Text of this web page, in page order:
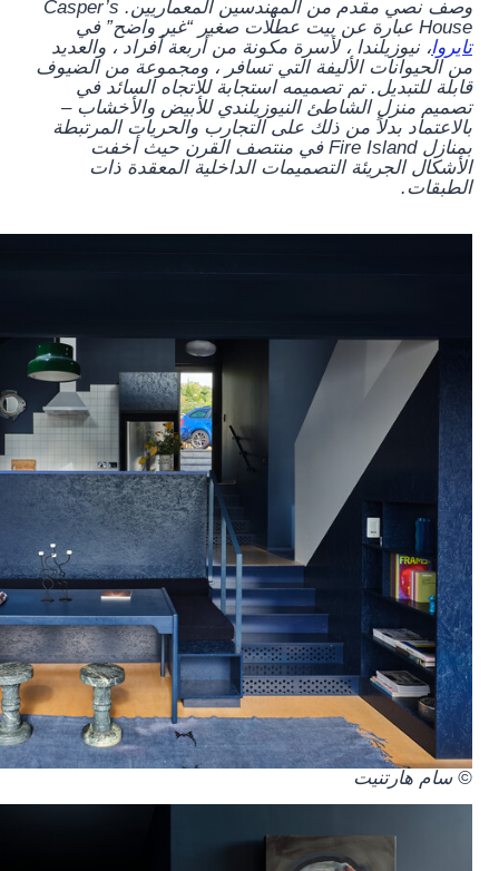
وصف نصي مقدم من المهندسين المعماريين. Casper’s
House عبارة عن بيت عطلات صغير “غير واضح” في
تايروا، نيوزيلندا ، لأسرة مكونة من أربعة أفراد ، والعديد
من الحيوانات الأليفة التي تسافر ، ومجموعة من الضيوف
قابلة للتبديل. تم تصميمه استجابة للاتجاه السائد في
تصميم منزل الشاطئ النيوزيلندي للأبيض والأخشاب –
بالاعتماد بدلاً من ذلك على التجارب والحريات المرتبطة
بمنازل Fire Island في منتصف القرن حيث أخفت
الأشكال الجريئة التصميمات الداخلية المعقدة ذات
الطبقات.
© سام هارتنيت